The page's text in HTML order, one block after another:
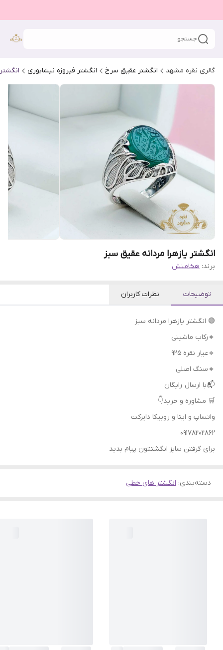
جستجو
گالری نقره مشهد انگشتر عقیق سرخ انگشتر فیروزه نیشابوری
انگشتر یازهرا مردانه عقیق سبز
برند: هخامنش
توضیحات نظرات کاربران
🟢 انگشتر یازهرا مردانه سبز
🔸رکاب ماشینی
🔹عیار نقره 925
🔸سنگ اصلی
📬با ارسال رایگان
🛒 مشاوره و خرید👇
واتساپ و ایتا و روبیکا دایرکت
09178202862
برای گرفتن سایز انگشتتون پیام بدید
دسته‌بندی: انگشتر های خطی